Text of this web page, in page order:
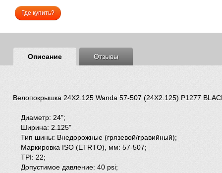
Где купить?
Описание Отзывы
Велопокрышка 24Х2.125 Wanda 57-507 (24Х2.125) Р1277
Диаметр: 24";
Ширина: 2.125"
Тип шины: Внедорожные (грязевой/гравийный);
Маркировка ISO (ETRTO), мм: 57-507;
TPI: 22;
Допустимое давление: 40 psi;